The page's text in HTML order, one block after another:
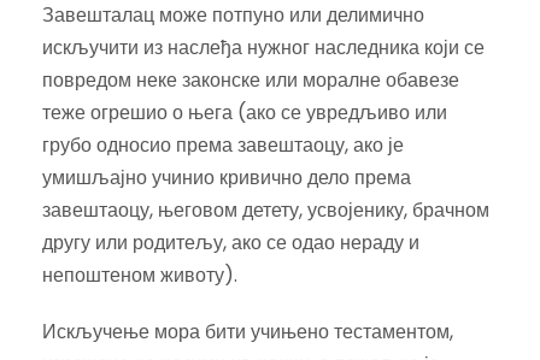
Завешталац може потпуно или делимично
искључити из наслеђа нужног наследника који се
повредом неке законске или моралне обавезе
теже огрешио о њега (ако се увредљиво или
грубо односио према завештаоцу, ако је
умишљајно учинио кривично дело према
завештаоцу, његовом детету, усвојенику, брачном
другу или родитељу, ако се одао нераду и
непоштеном животу).
Искључење мора бити учињено тестаментом,